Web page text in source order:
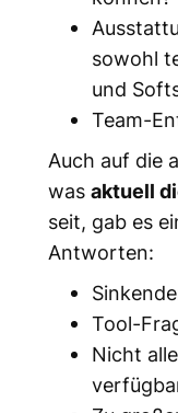
sowohl
und
Team-
Auch auf die
was aktuell
seit, gab es
Antworten:
Tool-
Nicht